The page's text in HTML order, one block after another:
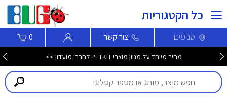
כל הקטגוריות
סניפים צור קשר 0
מחיר מיוחד על מגוון מוצרי PETKIT לחברי מועדון >>